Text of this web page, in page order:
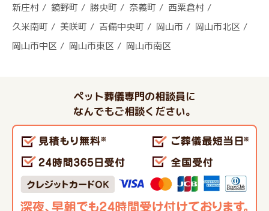
新庄村
鏡野町 勝央町 奈義町
西粟倉村
久米南町
美咲町 吉備中央町 岡山市
岡山市北区
岡山市中区
岡山市東区 岡山市南区
ペット葬儀専門の相談員に
なんでもご相談ください。